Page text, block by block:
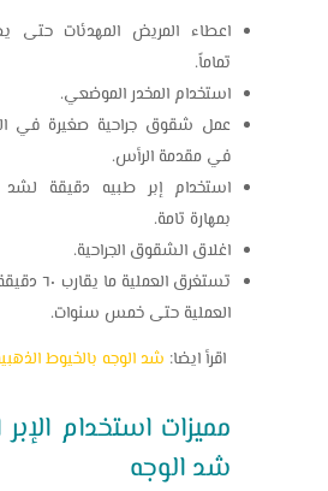
اعطاء المريض المهدئات حتى
تماماً.
استخدام المخدر الموضعي.
عمل شقوق جراحية صغيرة في
في مقدمة الرأس.
استخدام إبر طبيه دقيقة لشد
بمهارة تامة.
اغلاق الشقوق الجراحية.
تستغرق
العملية حتى خمس سنوات.
اقرأ ايضا: شد الوجه بالخيوط
مميزات استخدام
شد الوجه